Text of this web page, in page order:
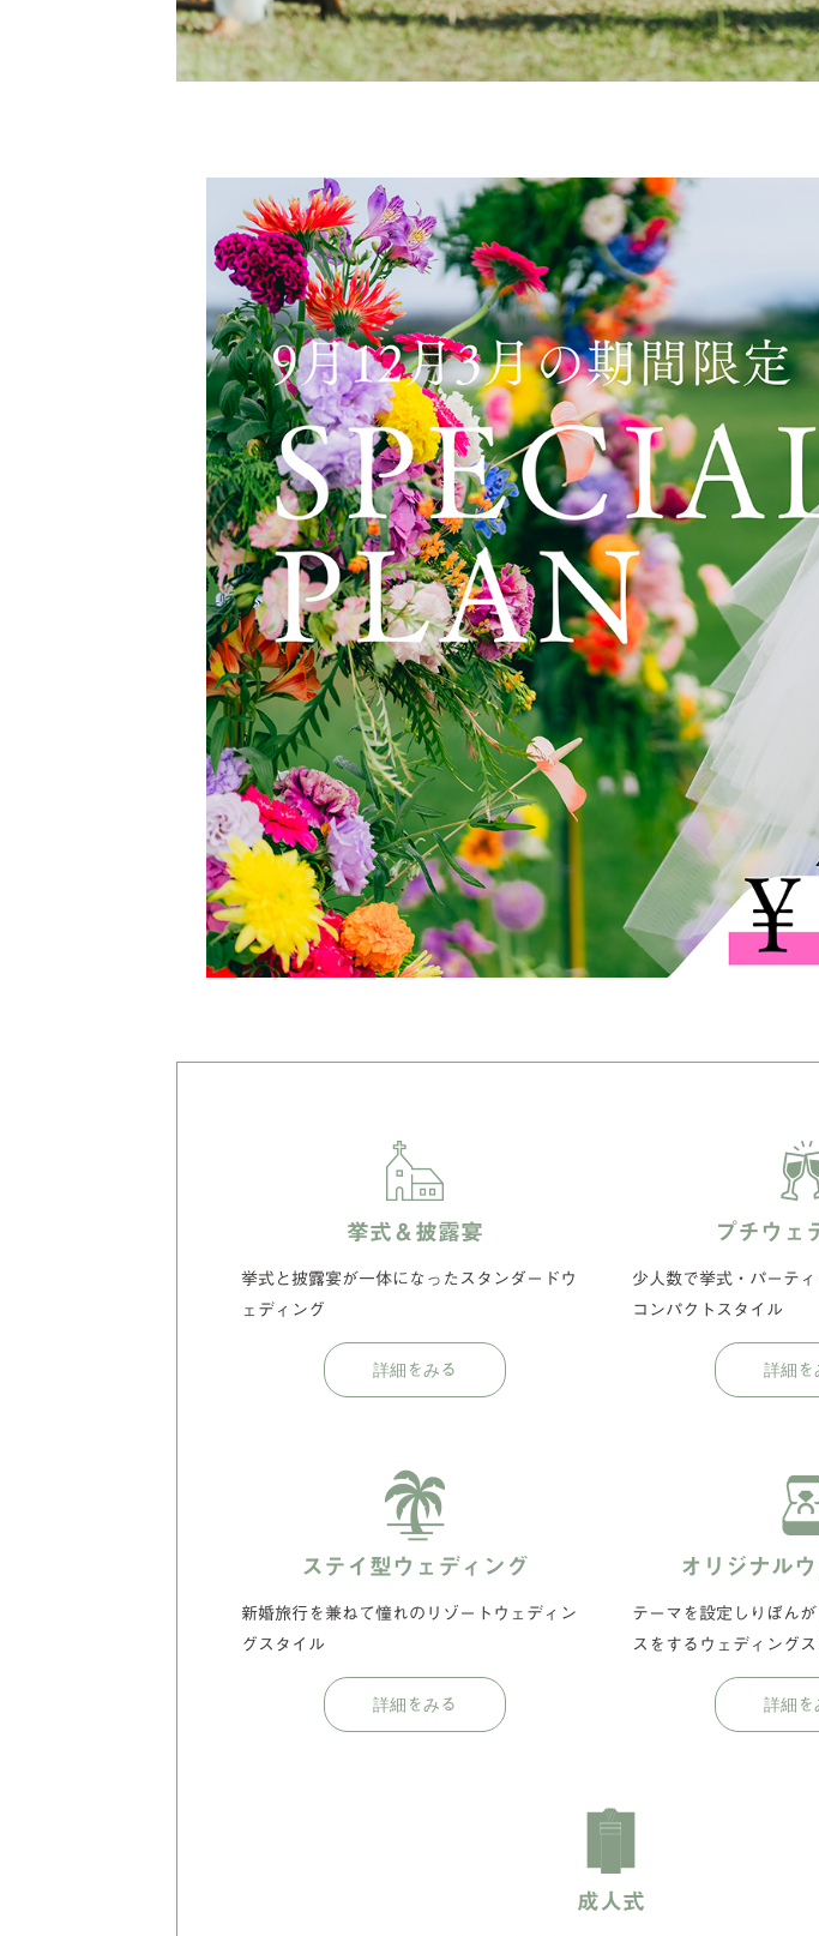
挙式＆披露宴
挙式と披露宴が一体になったスタンダードウ
ェディング
プチウェ
少人数で挙式・パーテ
コンパクトスタイル
ステイ型ウェディング
新婚旅行を兼ねて憧れのリゾートウェディン
グスタイル
オリジナル
テーマを設定しりぼん
スをするウェディング
成人式